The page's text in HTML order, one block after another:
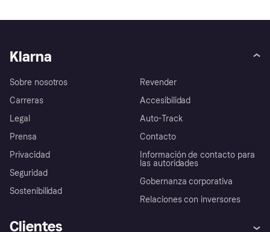
Klarna
Sobre nosotros
Carreras
Legal
Prensa
Privacidad
Seguridad
Sostenibilidad
Revender
Accesibilidad
Auto-Track
Contacto
Información de contacto para
las autoridades
Gobernanza corporativa
Relaciones con inversores
Clientes